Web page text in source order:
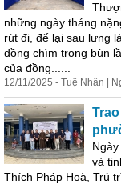
những ngày tháng
rút đi, để lại sau lưng
đồng chìm trong bùn
của đồng......
12/11/2025 - Tuệ Nhân |
và
Thích Pháp Hoà, Trú